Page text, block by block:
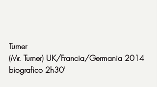
Turner
(Mr. Turner) UK/Francia/Germania 2014
biografico 2h30'